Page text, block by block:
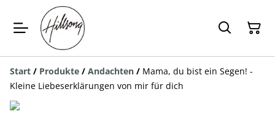
Start / Produkte / Andachten / Mama, du bist ein Segen! -
Kleine Liebeserklärungen von mir für dich